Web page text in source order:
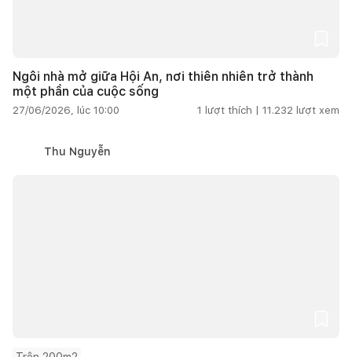
Ngôi nhà mở giữa Hội An, nơi thiên nhiên trở thành
một phần của cuộc sống
27/06/2026, lúc 10:00 1 lượt thích | 11.232 lượt xem
Thu Nguyễn